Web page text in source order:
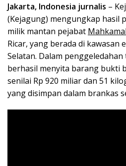
Jakarta, Indonesia jurnalis –
(Kejagung) mengungkap hasil
milik mantan pejabat
Ricar, yang berada di kawasan
Selatan. Dalam
berhasil menyita barang bukti
senilai Rp 920 miliar dan 51
yang disimpan dalam brankas